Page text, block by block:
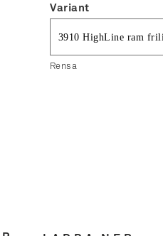
Variant
Rensa